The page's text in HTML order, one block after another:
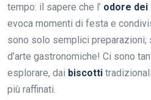
tempo: il sapere che l’ odore
evoca momenti di festa e
sono solo semplici preparazioni;
d’arte gastronomiche! Ci sono
esplorare, dai biscotti
più raffinati.